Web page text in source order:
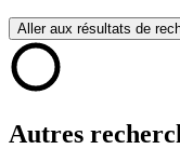
Aller aux résultats de
Autres